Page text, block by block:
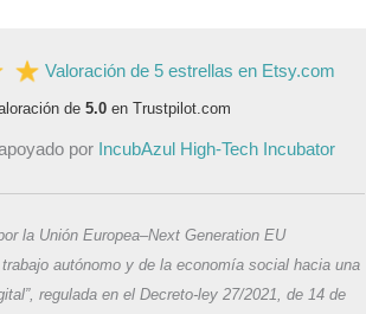
Valoración de 5 estrellas en Etsy.com
de 5.0en Trustpilot.com
por IncubAzul High-Tech Incubator
la Unión Europea–Next Generation EU
autónomo y de la economía social hacia una
regulada en el Decreto-ley 27/2021, de 14 de